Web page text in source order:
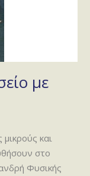
με
και
στο
Φυσικής